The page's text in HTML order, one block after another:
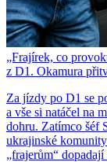
„Frajírek, co
z D1. Okamura
Za jízdy po D1 se
a vše si natáčel na
dohru. Zatímco šéf
ukrajinské
„frajerům“